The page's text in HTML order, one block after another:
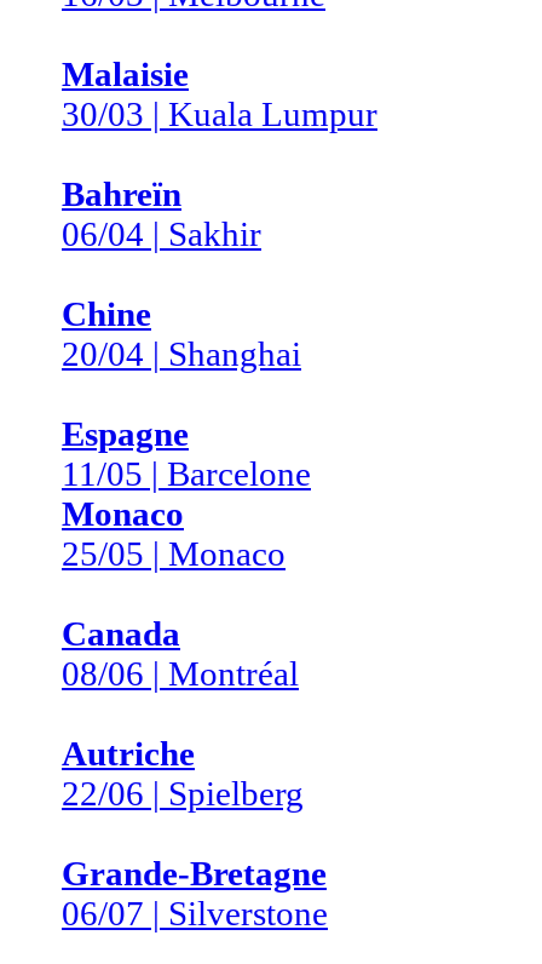
Malaisie
30/03 | Kuala Lumpur
Bahreïn
06/04 | Sakhir
Chine
20/04 | Shanghai
Espagne
11/05 | Barcelone
Monaco
25/05 | Monaco
Canada
08/06 | Montréal
Autriche
22/06 | Spielberg
Grande-Bretagne
06/07 | Silverstone